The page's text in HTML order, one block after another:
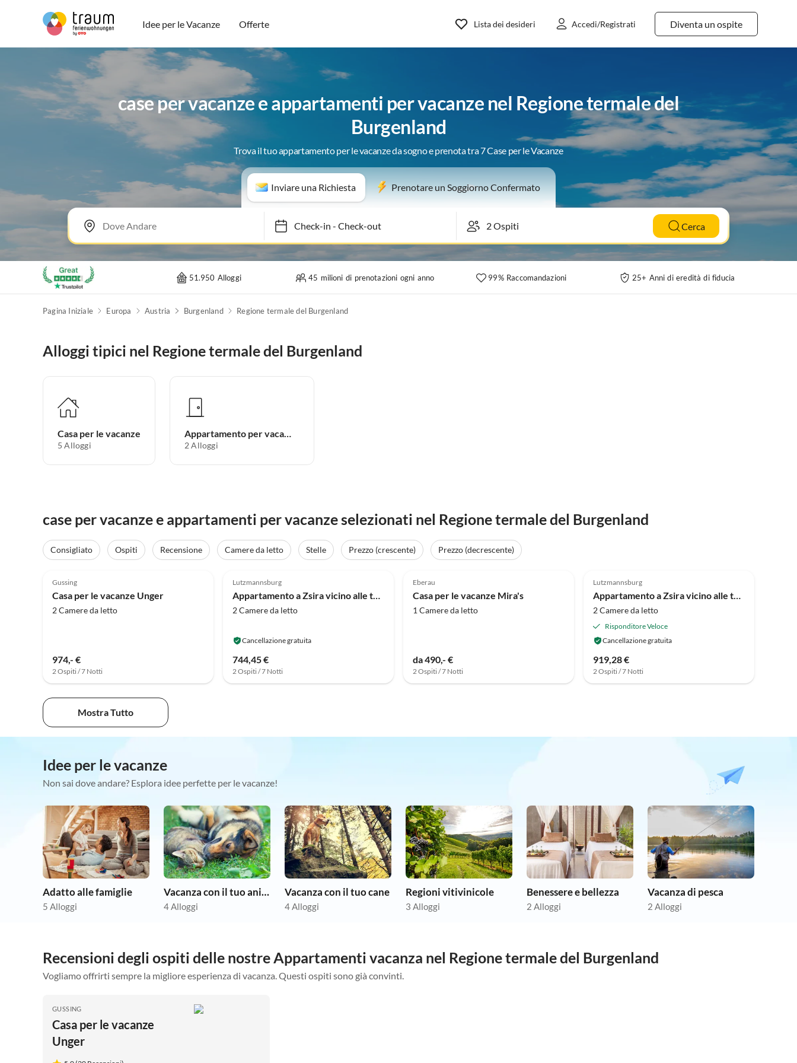
Idee per le Vacanze Offerte Diventa un ospite
Lista dei desideri Accedi/Registrati
case per vacanze e appartamenti per vacanze nel Regione termale del
Burgenland
Trova il tuo appartamento per le vacanze da sogno e prenota tra 7 Case per le Vacanze
Inviare una Richiesta Prenotare un Soggiorno Confermato
Check-in- Check-out Cerca
51.950 Alloggi 45 milioni di prenotazioni ogni anno 99% Raccomandazioni 25+ Anni di eredità di fiducia
Pagina Iniziale Europa Austria Burgenland Regione termale del Burgenland
Alloggi tipici nel Regione termale del Burgenland
Casa per le vacanze
5 Alloggi
Appartamento per vacanze
2 Alloggi
case per vacanze e appartamenti per vacanze selezionati nel Regione termale del Burgenland
Consigliato Ospiti Recensione Camere da letto Stelle Prezzo (crescente)
Prezzo (decrescente)
Gussing
Casa per le vacanze Unger
2 Camere da letto
974,- €
2 Ospiti / 7 Notti
Lutzmannsburg
Appartamento a Zsira vicino alle terme
2 Camere da letto
Cancellazione gratuita
744,45 €
2 Ospiti / 7 Notti
Eberau
Casa per le vacanze Mira's
1 Camere da letto
da 490,- €
2 Ospiti / 7 Notti
Lutzmannsburg
Appartamento a Zsira vicino alle terme
2 Camere da letto
Risponditore Veloce
Cancellazione gratuita
919,28 €
2 Ospiti / 7 Notti
Mostra Tutto
Idee per le vacanze
Non sai dove andare? Esplora idee perfette per le vacanze!
Adatto alle famiglie
5 Alloggi
Vacanza con il tuo animale domestico
4 Alloggi
Vacanza con il tuo cane
4 Alloggi
Regioni vitivinicole
3 Alloggi
Benessere e bellezza
2 Alloggi
Vacanza di pesca
2 Alloggi
Recensioni degli ospiti delle nostre Appartamenti vacanza nel Regione termale del Burgenland
Vogliamo offrirti sempre la migliore esperienza di vacanza. Questi ospiti sono già convinti.
GUSSING
Casa per le vacanze
Unger